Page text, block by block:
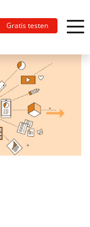
Gratis testen